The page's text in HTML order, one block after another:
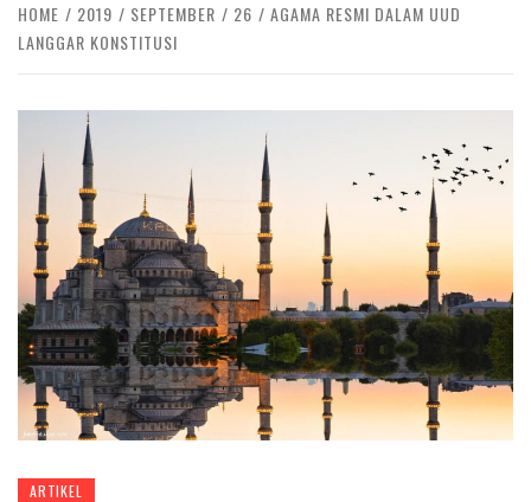
HOME 2019 SEPTEMBER 26
AGAMA RESMI DALAM UUD
LANGGAR KONSTITUSI
ARTIKEL